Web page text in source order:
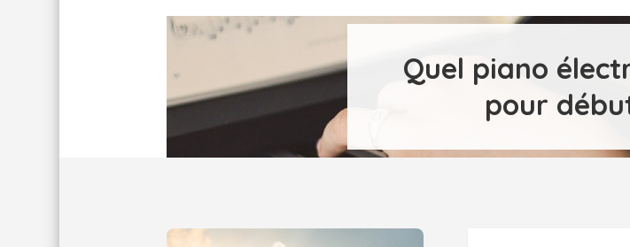
TheatredeverreQuel piano
pour